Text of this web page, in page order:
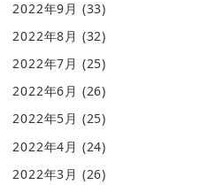
2022年9月 (33)
2022年8月 (32)
2022年7月 (25)
2022年6月 (26)
2022年5月 (25)
2022年4月 (24)
2022年3月 (26)